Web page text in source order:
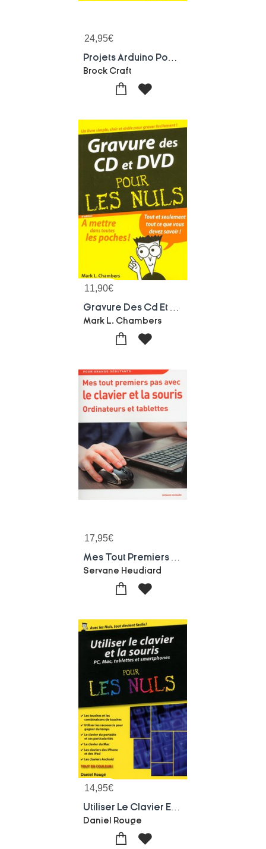
24,95€
Brock Craft
11,90€
Mark L. Chambers
17,95€
Servane Heudiard
14,95€
Daniel Rouge